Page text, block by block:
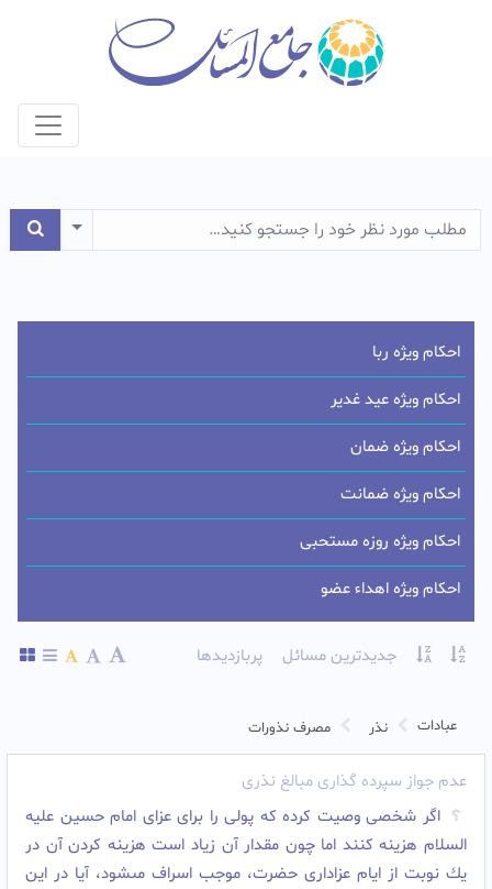
جدیدترین مسائل پربازدیدها
عبادات نذر مصرف نذورات
عدم جواز سپرده گذاری مبالغ نذری
اگر شخصى وصيت كرده كه پولى را براى عزاى امام حسين عليه‏
السلام هزينه كنند اما چون مقدار آن زياد است هزينه كردن آن در
يك نوبت از ايام عزادارى حضرت، موجب اسراف مى‏شود، آيا در اين
احکام ویژه ربا
احکام ویژه عید غدیر
احکام ویژه ضمان
احکام ویژه ضمانت
احکام ویژه روزه مستحبی
احکام ویژه اهداء عضو